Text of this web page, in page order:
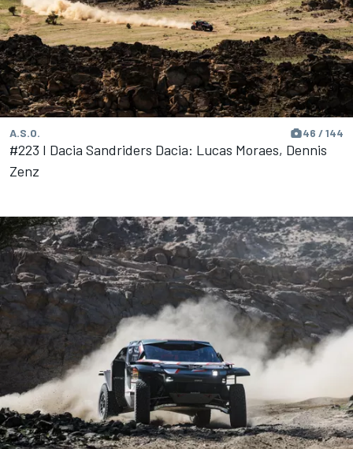
A.S.O. 46 / 144
#223 I Dacia Sandriders Dacia: Lucas Moraes, Dennis
Zenz